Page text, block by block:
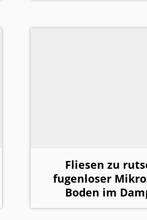
Fliesen zu
fugenloser
Boden im